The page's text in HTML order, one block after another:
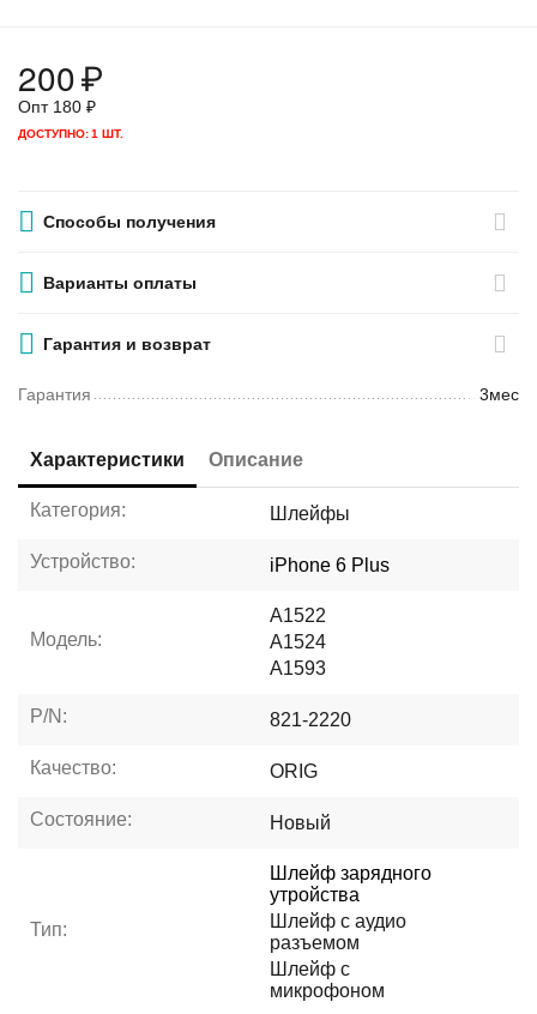
200₽
Опт 180 ₽
ДОСТУПНО:1 ШТ.
Способы получения
Варианты оплаты
Гарантия и возврат
Гарантия 3мес
Характеристики Описание
Категория: Шлейфы
Устройство: iPhone 6 Plus
Модель:
A1522
A1524
A1593
P/N: 821-2220
Качество: ORIG
Состояние: Новый
Тип:
Шлейф зарядного
утройства
Шлейф с аудио
разъемом
Шлейф с
микрофоном